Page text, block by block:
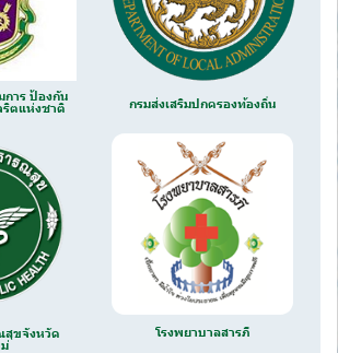
การ ป้องกัน
ริตแห่งชาติ
กรมส่งเสริมปกครองท้องถิ่น
สุขจังหวัด
โรงพยาบาลสารภี